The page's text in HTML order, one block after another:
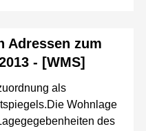
Adressen zum
- [WMS]
als
Wohnlage
des